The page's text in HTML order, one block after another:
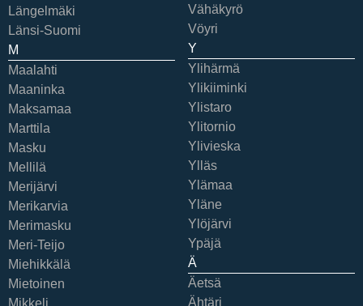
Längelmäki
Länsi-Suomi
M
Maalahti
Maaninka
Maksamaa
Marttila
Masku
Mellilä
Merijärvi
Merikarvia
Merimasku
Meri-Teijo
Miehikkälä
Mietoinen
Vähäkyrö
Vöyri
Y
Ylihärmä
Ylikiiminki
Ylistaro
Ylitornio
Ylivieska
Ylläs
Ylämaa
Yläne
Ylöjärvi
Ypäjä
Ä
Äetsä
Ähtäri